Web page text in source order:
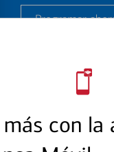
con la
Programar
Los productos de
No